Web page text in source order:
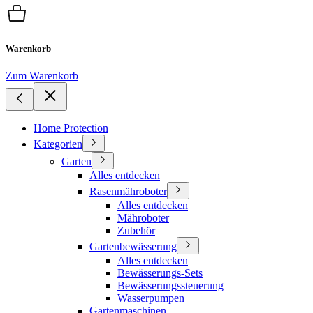
Warenkorb
Zum Warenkorb
Home Protection
Kategorien
Garten
Alles entdecken
Rasenmähroboter
Alles entdecken
Mähroboter
Zubehör
Gartenbewässerung
Alles entdecken
Bewässerungs-Sets
Bewässerungssteuerung
Wasserpumpen
Gartenmaschinen